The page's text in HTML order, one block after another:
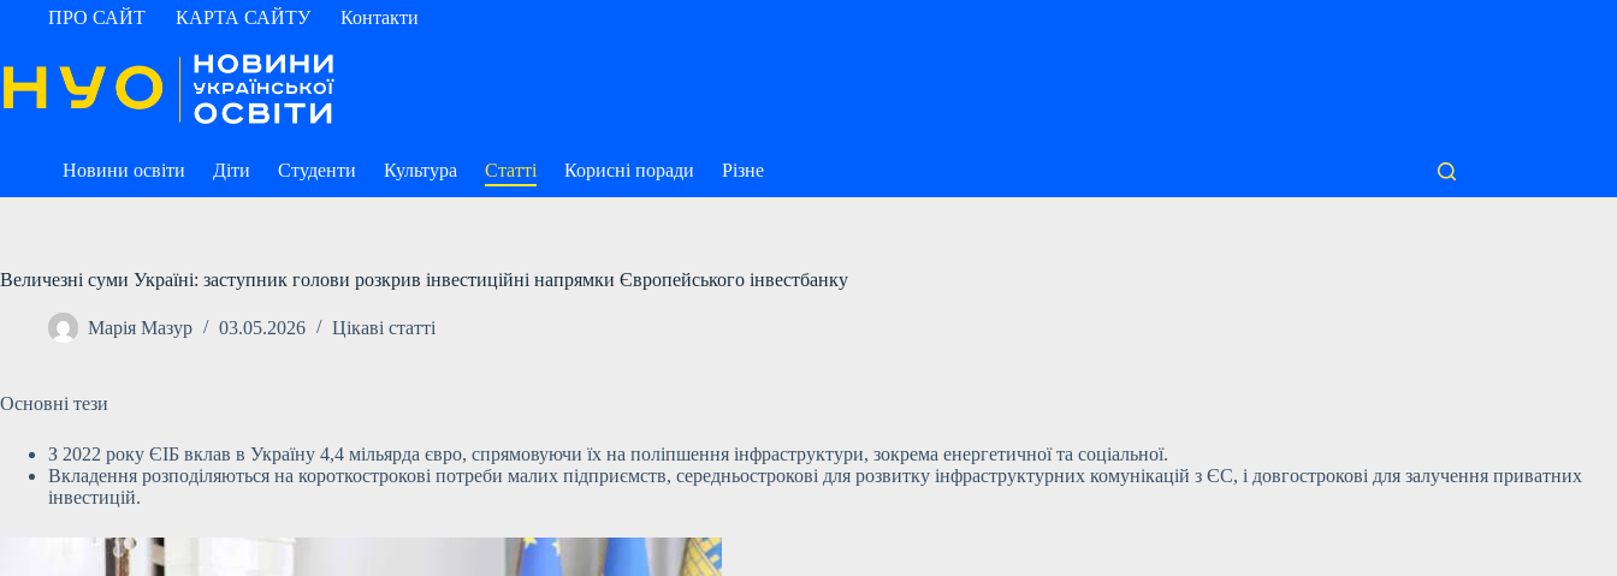
ПерейтиПРО САЙТ КАРТА САЙТУ Контакти
Новини освіти Діти Студенти Культура Статті Корисні поради Різне
Величезні суми Україні: заступник голови розкрив інвестиційні напрямки Європейського інвестбанку
Марія Мазур 03.05.2026 Цікаві статті
Основні тези
З 2022 року ЄІБ вклав в Україну 4,4 мільярда євро, спрямовуючи їх на поліпшення інфраструктури, зокрема енергетичної та соціальної.
Вкладення розподіляються на короткострокові потреби малих підприємств, середньострокові для розвитку інфраструктурних комунікацій з ЄС, і довгострокові для залучення приватних
інвестицій.